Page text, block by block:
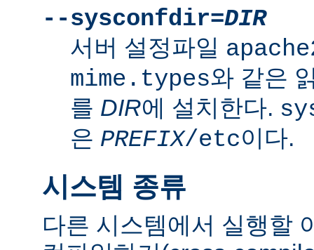
--sysconfdir=DIR
서버 설정파일
mime.types와 같은
를 DIR에 설치한다.
은 PREFIX/etc이다.
시스템 종류
다른 시스템에서 실행할